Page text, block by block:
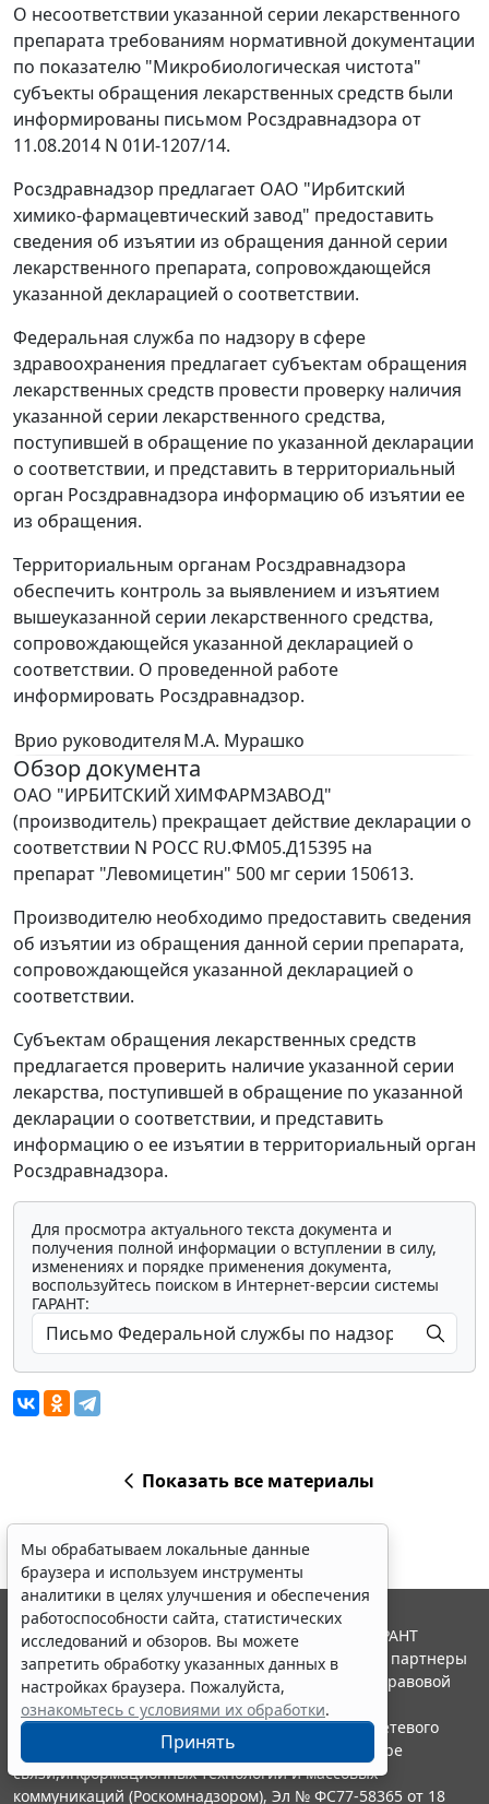
О несоответствии указанной серии лекарственного
препарата требованиям нормативной документации
по показателю "Микробиологическая чистота"
субъекты обращения лекарственных средств были
информированы письмом Росздравнадзора от
11.08.2014 N 01И-1207/14.
Росздравнадзор предлагает ОАО "Ирбитский
химико-фармацевтический завод" предоставить
сведения об изъятии из обращения данной серии
лекарственного препарата, сопровождающейся
указанной декларацией о соответствии.
Федеральная служба по надзору в сфере
здравоохранения предлагает субъектам обращения
лекарственных средств провести проверку наличия
указанной серии лекарственного средства,
поступившей в обращение по указанной декларации
о соответствии, и представить в территориальный
орган Росздравнадзора информацию об изъятии ее
из обращения.
Территориальным органам Росздравнадзора
обеспечить контроль за выявлением и изъятием
вышеуказанной серии лекарственного средства,
сопровождающейся указанной декларацией о
соответствии. О проведенной работе
информировать Росздравнадзор.
Врио руководителяМ.А. Мурашко
Обзор документа
ОАО "ИРБИТСКИЙ ХИМФАРМЗАВОД"
(производитель) прекращает действие декларации о
соответствии N РОСС RU.ФМ05.Д15395 на
препарат "Левомицетин" 500 мг серии 150613.
Производителю необходимо предоставить сведения
об изъятии из обращения данной серии препарата,
сопровождающейся указанной декларацией о
соответствии.
Субъектам обращения лекарственных средств
предлагается проверить наличие указанной серии
лекарства, поступившей в обращение по указанной
декларации о соответствии, и представить
информацию о ее изъятии в территориальный орган
Росздравнадзора.
Для просмотра актуального текста документа и
получения полной информации о вступлении в силу,
изменениях и порядке применения документа,
воспользуйтесь поиском в Интернет-версии системы
ГАРАНТ:
Показать все материалы
Мы обрабатываем локальные данные
браузера и используем инструменты
аналитики в целях улучшения и обеспечения
работоспособности сайта, статистических
исследований и обзоров. Вы можете
запретить обработку указанных данных в
настройках браузера. Пожалуйста,
ознакомьтесь с условиями их обработки.
Принять
© ООО "НПП "ГАРАНТ-СЕРВИС", 2026. Система ГАРАНТ
выпускается с 1990 года. Компания "Гарант" и ее партнеры
являются участниками Российской ассоциации правовой
информации ГАРАНТ.
Портал ГАРАНТ.РУ зарегистрирован в качестве сетевого
издания Федеральной службой по надзору в сфере
связи,информационных технологий и массовых
коммуникаций (Роскомнадзором), Эл № ФС77-58365 от 18